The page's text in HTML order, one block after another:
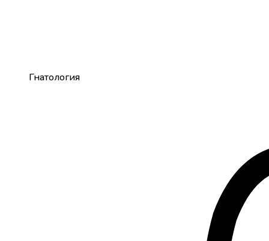
Гнатология